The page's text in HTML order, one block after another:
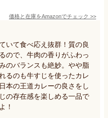
価格と在庫をAmazonでチェック >>
いて食べ応え抜群！質の良
ので、牛肉の香りがふわっ
のバランスも絶妙。やや脂
るのも牛すじを使ったカレ
本の王道カレーの良さをし
の存在感を楽しめる一品で
！